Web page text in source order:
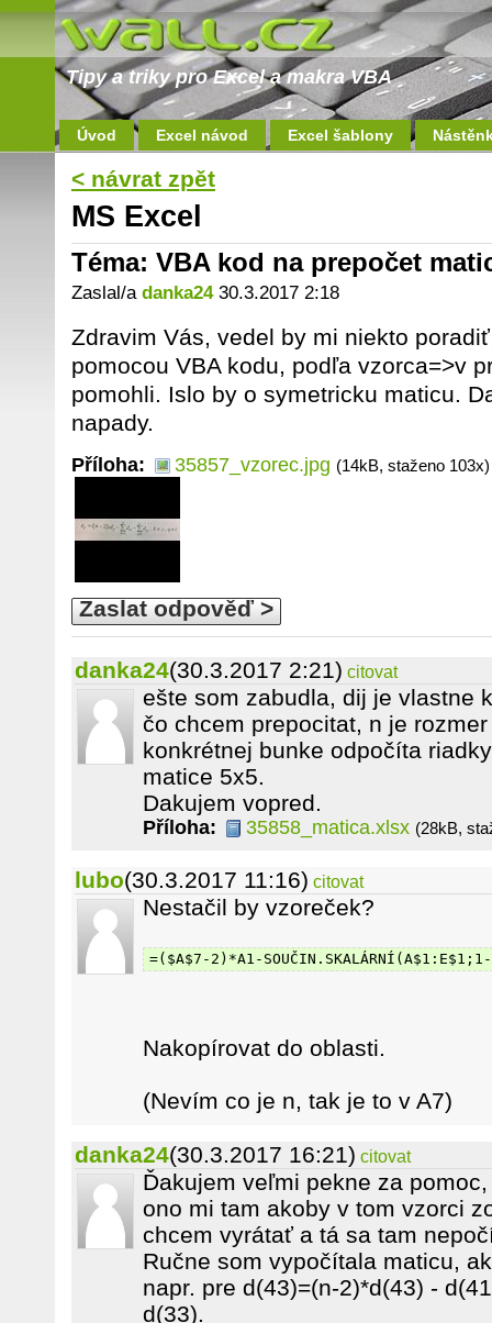
Tipy a triky pro Excel a makra VBA
Úvod Excel návod Excel šablony
< návrat zpět
MS Excel
Téma: VBA kod na prepočet
Zaslal/a danka2430.3.2017 2:18
Zdravim Vás, vedel by mi niekto
pomocou VBA kodu, podľa vzorca=>v
pomohli. Islo by o symetricku maticu.
napady.
Příloha: 35857_vzorec.jpg (14kB, staženo 103x)
Zaslat odpověď >
danka24(30.3.2017 2:21) citovat
ešte som zabudla, dij je vlastne
čo chcem prepocitat, n je
konkrétnej bunke odpočíta
matice 5x5.
Dakujem vopred.
Příloha: 35858_matica.xlsx (28kB,
lubo(30.3.2017 11:16) citovat
Nestačil by vzoreček?
=($A$7-2)*A1-
Nakopírovat do oblasti.
(Nevím co je n, tak je to v A7)
danka24(30.3.2017 16:21) citovat
Ďakujem veľmi pekne za
ono mi tam akoby v tom vzorci
chcem vyrátať a tá sa tam
Ručne som vypočítala maticu,
napr. pre d(43)=(n-2)*d(43) -
d(33).